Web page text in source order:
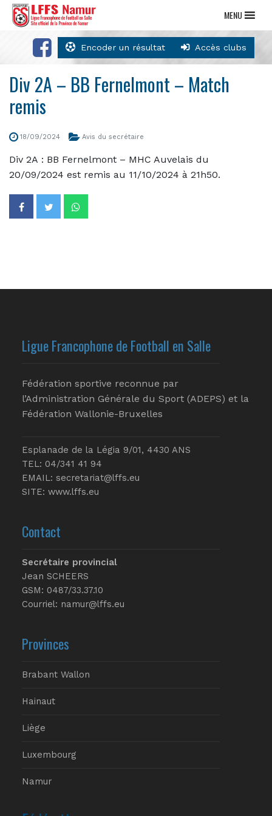
Encoder un résultat Accès clubs
MENU
Div 2A – BB Fernelmont – Match
remis
18/09/2024 Avis du secrétaire
Div 2A : BB Fernelmont – MHC Auvelais du
20/09/2024 est remis au 11/10/2024 à 21h50.
Ligue Francophone de Football en Salle
Fédération sportive reconnue par
l’Administration Générale du Sport (ADEPS) et la
Fédération Wallonie-Bruxelles
Esplanade de la Légia 9/01, 4430 ANS
TEL: 04/341 41 94
EMAIL: secretariat@lffs.eu
SITE: www.lffs.eu
Contact
Secrétaire provincial
Jean SCHEERS
GSM: 0487/33.37.10
Courriel: namur@lffs.eu
Provinces
Brabant Wallon
Hainaut
Liège
Luxembourg
Namur